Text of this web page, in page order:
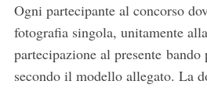
Ogni partecipante al concorso
fotografia singola, unitamente
partecipazione al presente
secondo il modello allegato. La